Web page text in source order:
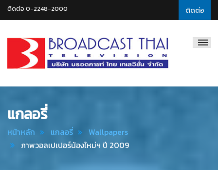
ติดต่อ
ติดต่อ 0-2248-2000
Thai
แกลอรี่
หน้าหลัก แกลอรี่
Wallpapers
ภาพวอลเปเปอร์น้องใหม่ฯ ปี 2009